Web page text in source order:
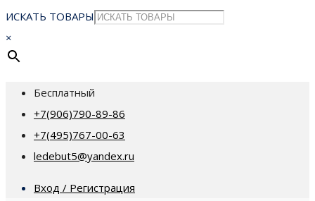
ИСКАТЬ ТОВАРЫ
×
Бесплатный
+7(906)790-89-86
+7(495)767-00-63
ledebut5@yandex.ru
Вход / Регистрация